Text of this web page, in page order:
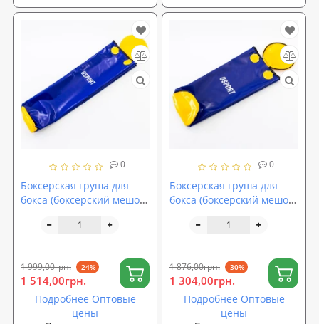
0
Боксерская груша для
бокса (боксерский мешок)
наполнителя (OF-0074)
1 999,00грн. -24%
1 514,00грн.
Подробнее Оптовые
цены
0
Боксерская груша для
бокса (боксерский мешок)
наполнителя (OF-0072)
1 876,00грн. -30%
1 304,00грн.
Подробнее Оптовые
цены